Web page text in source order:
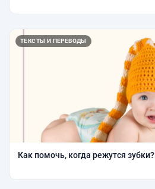
ТЕКСТЫ И ПЕРЕВОДЫ
Как помочь, когда режутся зубки?